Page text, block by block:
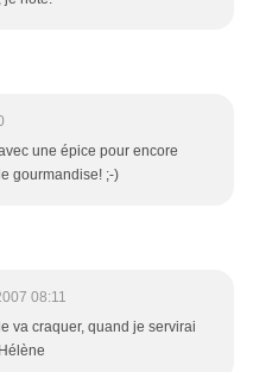
une épice pour encore
gourmandise! ;-)
08:11
va craquer, quand je servirai